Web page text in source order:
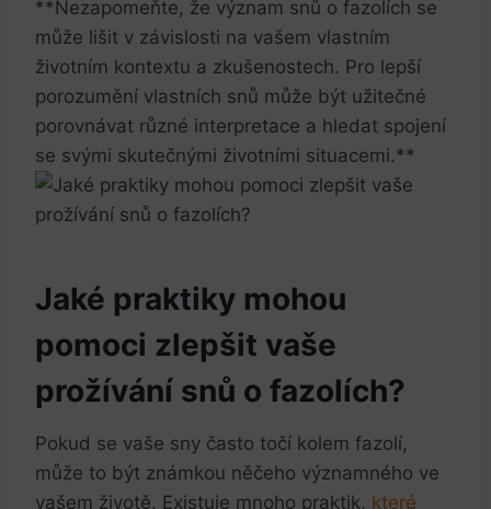
**Nezapomeňte, že význam snů o fazolích se
může lišit v závislosti na vašem vlastním
životním kontextu a zkušenostech. Pro lepší
porozumění vlastních snů může být užitečné
porovnávat různé interpretace a hledat spojení
se svými skutečnými životními situacemi.**
Jaké praktiky mohou
pomoci zlepšit vaše
prožívání snů o fazolích?
Pokud se vaše sny často točí kolem fazolí,
může to být známkou něčeho významného ve
vašem životě. Existuje mnoho praktik, které